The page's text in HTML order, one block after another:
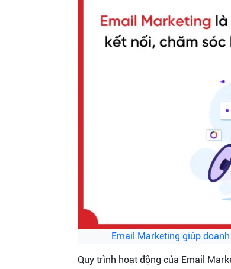
Email Marketing giúp
Quy trình hoạt động của Email